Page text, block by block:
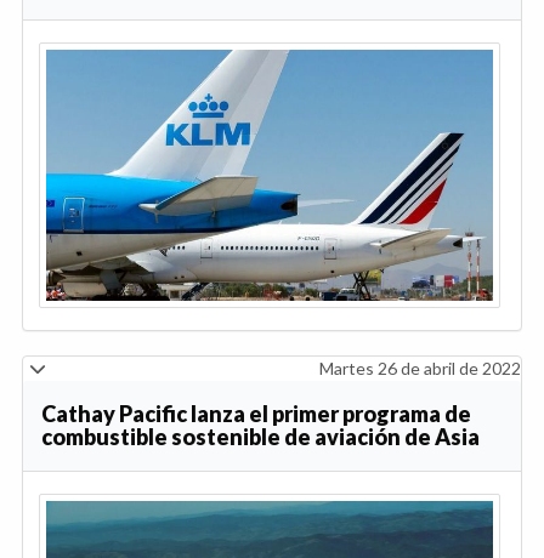
Martes 26 de abril de 2022
Cathay Pacific lanza el primer programa de
combustible sostenible de aviación de Asia